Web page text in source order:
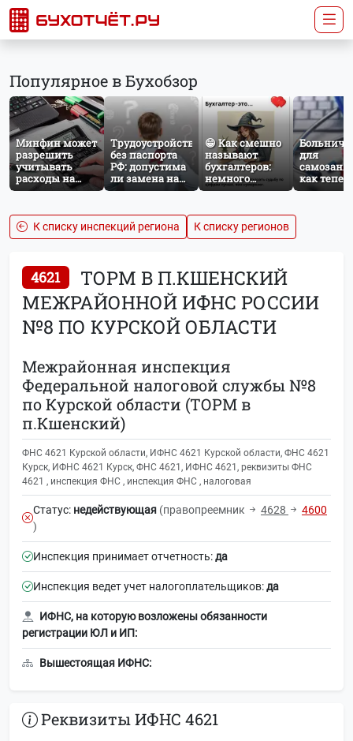
Популярное в Бухобзор
Минфин может
разрешить
учитывать
расходы на
защиту от
расчёте налога
на прибыль
Трудоустройство
без паспорта
РФ: допустима
ли замена на
загранпаспорт?
😁 Как смешно
называют
бухгалтеров:
немного
профессионального
для
как
работает
К списку инспекций региона К списку регионов
4621
ТОРМ В П.КШЕНСКИЙ
МЕЖРАЙОННОЙ ИФНС РОССИИ
№8 ПО КУРСКОЙ ОБЛАСТИ
Межрайонная инспекция
Федеральной налоговой службы №8
по Курской области (ТОРМ в
п.Кшенский)
ФНС 4621 Курской области, ИФНС 4621 Курской области, ФНС 4621
Курск, ИФНС 4621 Курск, ФНС 4621, ИФНС 4621, реквизиты ФНС
4621 , инспекция ФНС , инспекция ФНС , налоговая
Статус: недействующая (правопреемник 4628
4600
)
Инспекция принимает отчетность:да
Инспекция ведет учет налогоплательщиков:да
ИФНС, на которую возложены обязанности
регистрации ЮЛ и ИП:
Вышестоящая ИФНС:
Реквизиты ИФНС 4621